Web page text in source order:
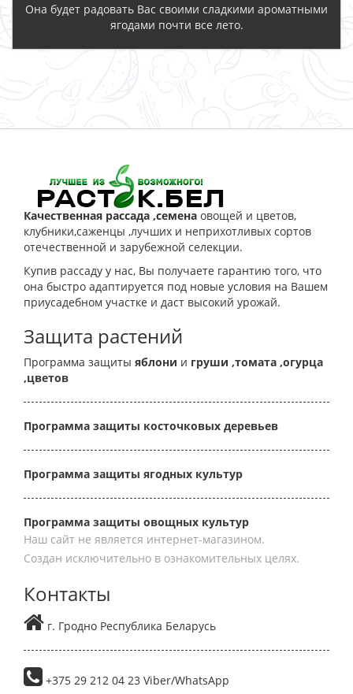
Она будет радовать Вас своими сладкими ароматными
ягодами почти все лето.
Качественная рассада ,семена овощей и цветов,
клубники,саженцы ,лучших и неприхотливых сортов
отечественной и зарубежной селекции.
Купив рассаду у нас, Вы получаете гарантию того, что
она быстро адаптируется под новые условия на Вашем
приусадебном участке и даст высокий урожай.
Защита растений
Программа защиты яблони и груши ,томата ,огурца
,цветов
Программа защиты косточковых деревьев
Программа защиты ягодных культур
Программа защиты овощных культур
Наш сайт не является интернет-магазином.
Создан исключительно в ознакомительных целях.
Контакты
г. Гродно Республика Беларусь
+375 29 212 04 23 Viber/WhatsApp